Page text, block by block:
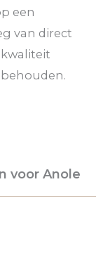
een
van direct
voor Anole